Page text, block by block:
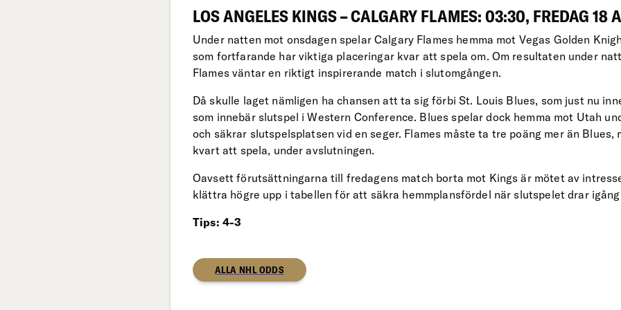
LOS ANGELES KINGS – CALGARY FLAMES: 03:30, FREDAG 18
Under natten mot onsdagen spelar Calgary Flames hemma mot Vegas Golden
som fortfarande har viktiga placeringar kvar att spela om. Om resultaten under
Flames väntar en riktigt inspirerande match i slutomgången.
Då skulle laget nämligen ha chansen att ta sig förbi St. Louis Blues, som just nu
som innebär slutspel i Western Conference. Blues spelar dock hemma mot Utah
och säkrar slutspelsplatsen vid en seger. Flames måste ta tre poäng mer än Blues,
kvart att spela, under avslutningen.
Oavsett förutsättningarna till fredagens match borta mot Kings är mötet av
klättra högre upp i tabellen för att säkra hemmplansfördel när slutspelet drar
Tips: 4-3
ALLA NHL ODDS